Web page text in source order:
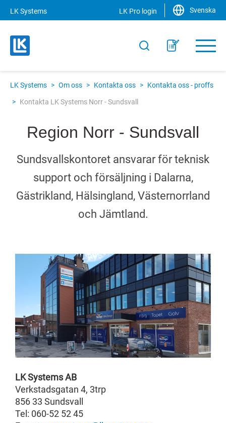
LK Systems LK Pro login Svenska
LK Systems > Om oss > Kontakta oss > Kontakta oss - proffs
> Kontakta LK Systems Norr - Sundsvall
Region Norr - Sundsvall
Sundsvallskontoret ansvarar för teknisk
support och försäljning i Dalarna,
Gästrikland, Hälsingland, Västernorrland
LK Systems AB
Verkstadsgatan 4, 3trp
856 33 Sundsvall
Tel: 060-52 52 45